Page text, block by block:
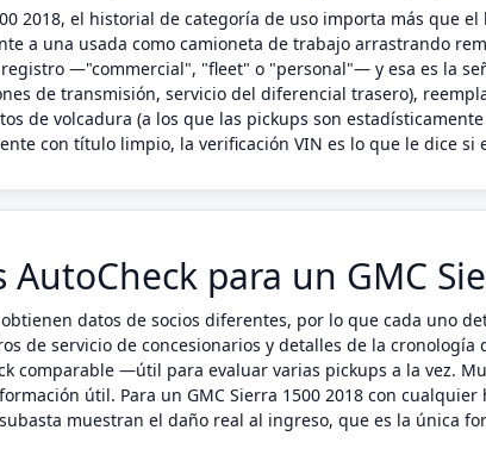
2018, el historial de categoría de uso importa más que
a una usada como camioneta de trabajo arrastrando
—"commercial", "fleet" o "personal"— y esa es la
de transmisión, servicio del diferencial trasero),
de volcadura (a los que las pickups son
con título limpio, la verificación VIN es lo que le dice si
AutoCheck para un GMC
obtienen datos de socios diferentes, por lo que cada uno
de servicio de concesionarios y detalles de la
comparable —útil para evaluar varias pickups a la vez.
útil. Para un GMC Sierra 1500 2018 con
muestran el daño real al ingreso, que es la única